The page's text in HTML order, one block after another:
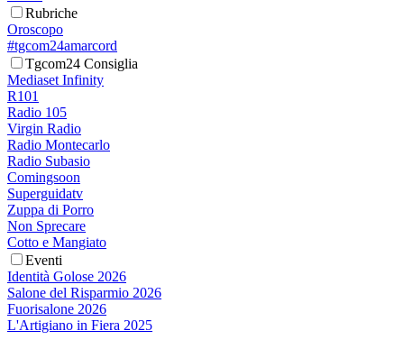
Rubriche
Oroscopo
#tgcom24amarcord
Tgcom24 Consiglia
Mediaset Infinity
R101
Radio 105
Virgin Radio
Radio Montecarlo
Radio Subasio
Comingsoon
Superguidatv
Zuppa di Porro
Non Sprecare
Cotto e Mangiato
Eventi
Identità Golose 2026
Salone del Risparmio 2026
Fuorisalone 2026
L'Artigiano in Fiera 2025